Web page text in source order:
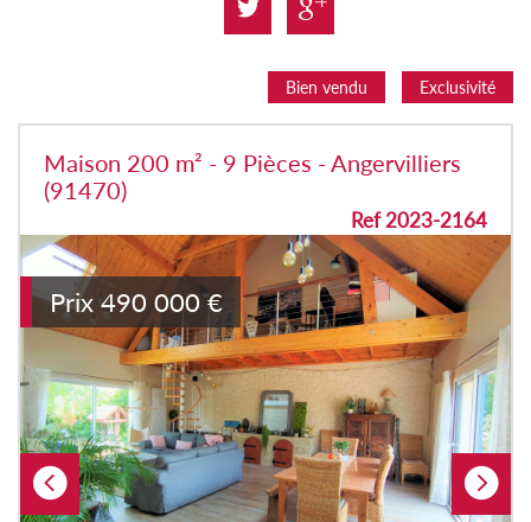
Bien vendu Exclusivité
Maison 200 m² - 9 Pièces - Angervilliers
(91470)
Ref 2023-2164
Prix 490 000 €